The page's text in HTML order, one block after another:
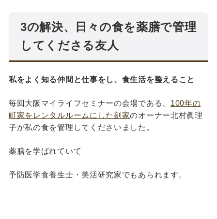
3の解決、日々の食を薬膳で管理
してくださる友人
私をよく知る仲間と仕事をし、食生活を整えること
毎回大阪マイライフセミナーの会場である、 100年の
町家をレンタルルームにした刻家のオーナー北村眞理
子が私の食を管理してくださいました。
薬膳を学ばれていて
予防医学食養生士・美活研究家でもあられます。